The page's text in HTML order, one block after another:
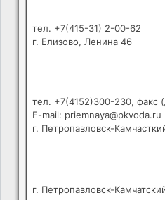
тел. +7(415-31) 2-00-62
г. Елизово, Ленина 46
тел. +7(4152)300-230, факс
E-mail: priemnaya@pkvoda.ru
г. Петропавловск-
г. Петропавловск-